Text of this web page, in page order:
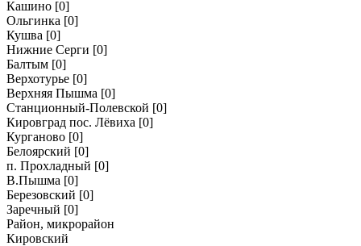
Кашино [0]
Ольгинка [0]
Кушва [0]
Нижние Серги [0]
Балтым [0]
Верхотурье [0]
Верхняя Пышма [0]
Станционный-Полевской [0]
Кировград пос. Лёвиха [0]
Курганово [0]
Белоярский [0]
п. Прохладный [0]
В.Пышма [0]
Березовский [0]
Заречный [0]
Район, микрорайон
Кировский